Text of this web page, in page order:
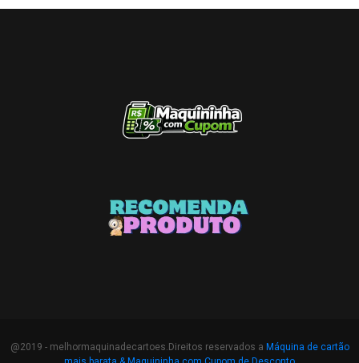
@2019 - melhormaquinadecartoes.Direitos reservados a Máquina de cartão